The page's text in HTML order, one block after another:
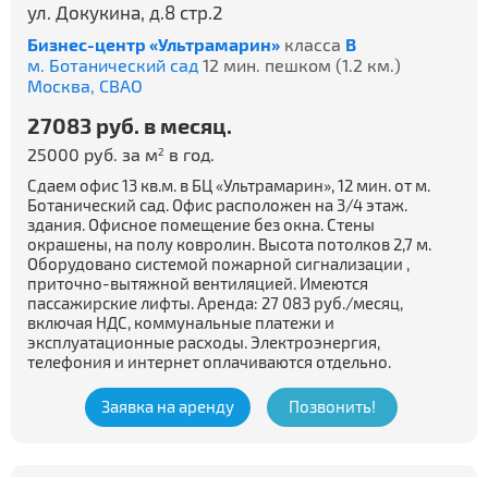
ул. Докукина, д.8 стр.2
Бизнес-центр «Ультрамарин» класса B
м. Ботанический сад 12 мин. пешком (1.2 км.)
Москва, СВАО
27083 руб. в месяц.
25000 руб. за м2 в год.
Сдаем офис 13 кв.м. в БЦ «Ультрамарин», 12 мин. от м.
Ботанический сад. Офис расположен на 3/4 этаж.
здания. Офисное помещение без окна. Стены
окрашены, на полу ковролин. Высота потолков 2,7 м.
Оборудовано системой пожарной сигнализации ,
приточно-вытяжной вентиляцией. Имеются
пассажирские лифты. Аренда: 27 083 руб./месяц,
включая НДС, коммунальные платежи и
эксплуатационные расходы. Электроэнергия,
телефония и интернет оплачиваются отдельно.
Заявка на аренду Позвонить!